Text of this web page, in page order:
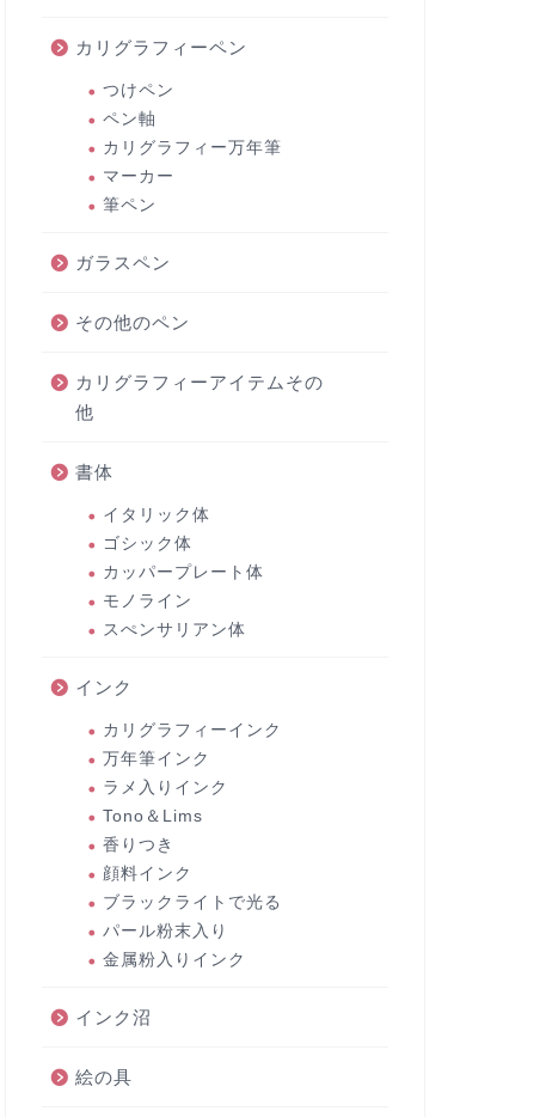
カリグラフィーペン
つけペン
ペン軸
カリグラフィー万年筆
マーカー
筆ペン
ガラスペン
その他のペン
カリグラフィーアイテムその
他
書体
イタリック体
ゴシック体
カッパープレート体
モノライン
スぺンサリアン体
インク
カリグラフィーインク
万年筆インク
ラメ入りインク
Tono＆Lims
香りつき
顔料インク
ブラックライトで光る
パール粉末入り
金属粉入りインク
インク沼
絵の具